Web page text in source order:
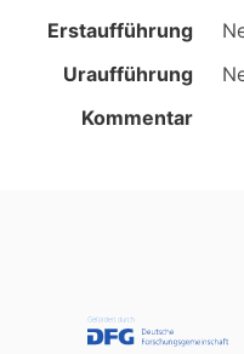
Erstaufführung
Uraufführung
Kommentar